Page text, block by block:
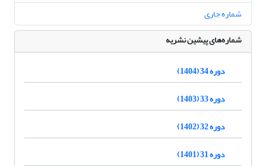
شماره جاری
شماره‌های پیشین نشریه
دوره 34 (1404)
دوره 33 (1403)
دوره 32 (1402)
دوره 31 (1401)